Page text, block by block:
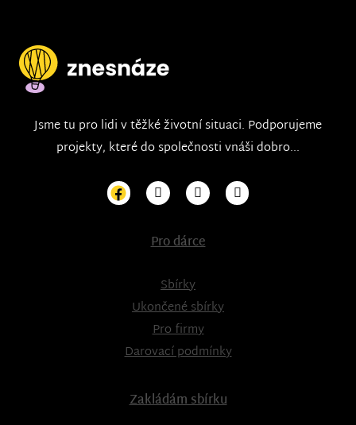
Jsme tu pro lidi v těžké životní situaci. Podporujeme
projekty, které do společnosti vnáši dobro...
Pro dárce
Sbírky
Ukončené sbírky
Pro firmy
Darovací podmínky
Zakládám sbírku